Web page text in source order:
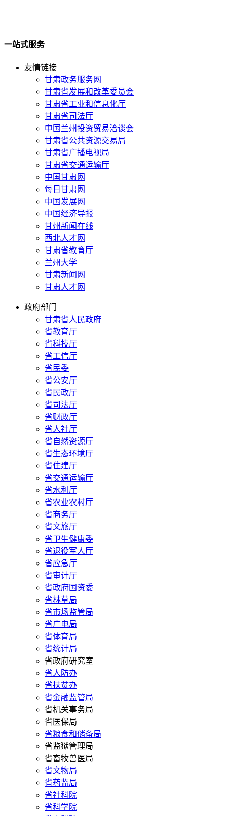
一站式服务
友情链接
甘肃政务服务网
甘肃省发展和改革委员会
甘肃省工业和信息化厅
甘肃省司法厅
中国兰州投资贸易洽谈会
甘肃省公共资源交易局
甘肃省广播电视局
甘肃省交通运输厅
中国甘肃网
每日甘肃网
中国发展网
中国经济导报
甘州新闻在线
西北人才网
甘肃省教育厅
兰州大学
甘肃新闻网
甘肃人才网
政府部门
甘肃省人民政府
省教育厅
省科技厅
省工信厅
省民委
省公安厅
省民政厅
省司法厅
省财政厅
省人社厅
省自然资源厅
省生态环境厅
省住建厅
省交通运输厅
省水利厅
省农业农村厅
省商务厅
省文旅厅
省卫生健康委
省退役军人厅
省应急厅
省审计厅
省政府国资委
省林草局
省市场监管局
省广电局
省体育局
省统计局
省政府研究室
省人防办
省扶贫办
省金融监管局
省机关事务局
省医保局
省粮食和储备局
省监狱管理局
省畜牧兽医局
省文物局
省药监局
省社科院
省科学院